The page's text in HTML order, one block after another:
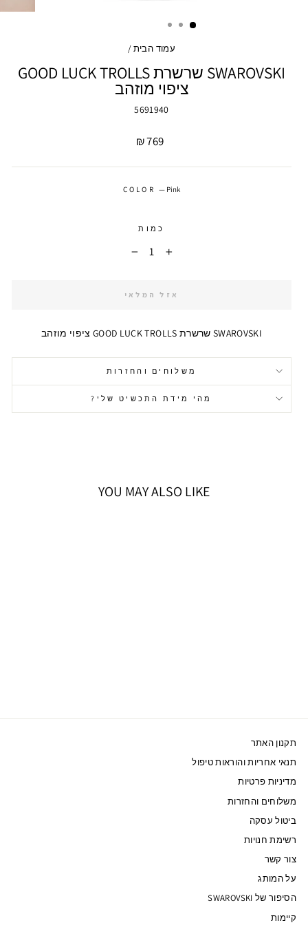
עמוד הבית /
SWAROVSKI שרשרת GOOD LUCK TROLLS
ציפוי מוזהב
5691940
מחיר
769 ₪
COLOR— Pink
כמות
+
אזל המלאי
SWAROVSKI שרשרת GOOD LUCK TROLLS ציפוי מוזהב
משלוחים והחזרות
מהי מידת התכשיט שלי?
YOU MAY ALSO LIKE
תקנון האתר
תנאי אחריות והוראות טיפול
מדיניות פרטיות
משלוחים והחזרות
ביטול עסקה
רשימת חנויות
צור קשר
על המותג
הסיפור של SWAROVSKI
קיימות